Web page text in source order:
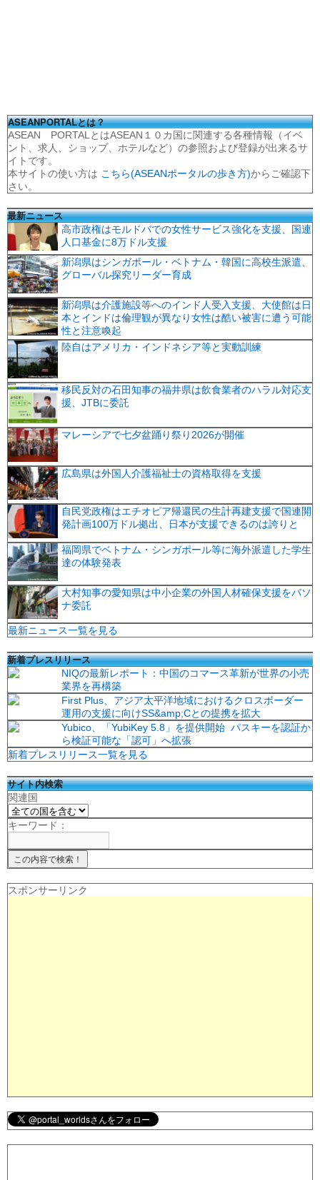
ASEANPORTALとは？
ASEAN PORTALとはASEAN１０カ国に関連する各種情報（イベ
ント、求人、ショップ、ホテルなど）の参照および登録が出来るサ
イトです。
本サイトの使い方は こちら(ASEANポータルの歩き方)からご確認下
さい。
最新ニュース
高市政権はモルドバでの女性サービス強化を支援、国連
人口基金に8万ドル支援
新潟県はシンガポール・ベトナム・韓国に高校生派遣、
グローバル探究リーダー育成
新潟県は介護施設等へのインド人受入支援、大使館は日
本とインドは倫理観が異なり女性は酷い被害に遭う可能
性と注意喚起
陸自はアメリカ・インドネシア等と実動訓練
移民反対の石田知事の福井県は飲食業者のハラル対応支
援、JTBに委託
マレーシアで七夕盆踊り祭り2026が開催
広島県は外国人介護福祉士の資格取得を支援
自民党政権はエチオピア帰還民の生計再建支援で国連開
発計画100万ドル拠出、日本が支援できるのは誇りと
福岡県でベトナム・シンガポール等に海外派遣した学生
達の体験発表
大村知事の愛知県は中小企業の外国人材確保支援をパソ
ナ委託
最新ニュース一覧を見る
新着プレスリリース
NIQの最新レポート：中国のコマース革新が世界の小売
業界を再構築
First Plus、アジア太平洋地域におけるクロスボーダー
運用の支援に向けSS&amp;Cとの提携を拡大
Yubico、「YubiKey 5.8」を提供開始 パスキーを認証か
ら検証可能な「認可」へ拡張
新着プレスリリース一覧を見る
サイト内検索
関連国
キーワード：
スポンサーリンク